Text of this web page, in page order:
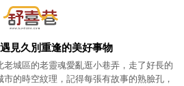
見久別重逢的美好事物
城區的老靈魂愛亂逛小巷弄，走了好長的
的時空紋理，記得每張有故事的熟臉孔，